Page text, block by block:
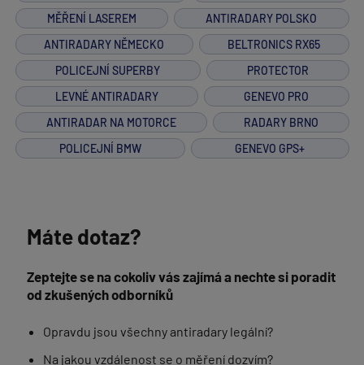
MĚŘENÍ LASEREM
ANTIRADARY POLSKO
ANTIRADARY NĚMECKO
BELTRONICS RX65
POLICEJNÍ SUPERBY
PROTECTOR
LEVNÉ ANTIRADARY
GENEVO PRO
ANTIRADAR NA MOTORCE
RADARY BRNO
POLICEJNÍ BMW
GENEVO GPS+
Máte dotaz?
Zeptejte se na cokoliv vás zajímá a nechte si poradit
od zkušených odborníků
Opravdu jsou všechny antiradary legální?
Na jakou vzdálenost se o měření dozvím?